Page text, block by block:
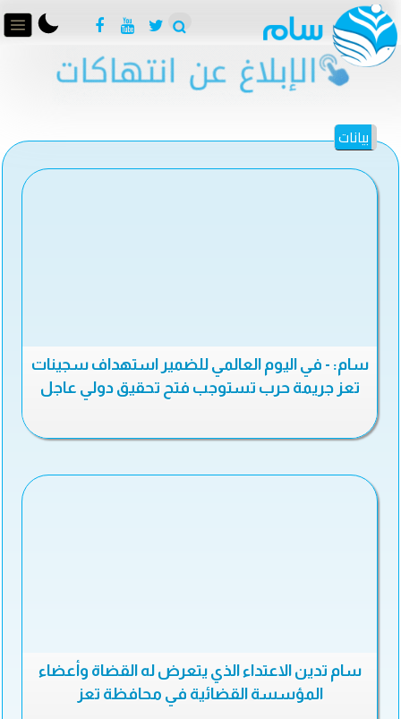
بيانات
سام: - في اليوم العالمي للضمير استهداف سجينات
تعز جريمة حرب تستوجب فتح تحقيق دولي عاجل
سام تدين الاعتداء الذي يتعرض له القضاة وأعضاء
المؤسسة القضائية في محافظة تعز